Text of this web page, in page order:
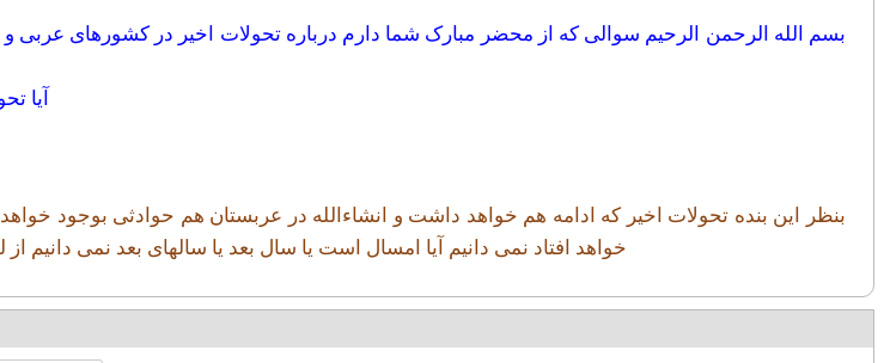
بسم الله الرحمن الرحیم سوالی که از محضر مبارک شما دارم درباره تحولات اخیر در کشورهای عربی
آيا
بنظر این بنده تحولات اخیر که ادامه هم خواهد داشت و انشاءالله در عربستان هم حوادثی بوجود
خواهد افتاد نمی دانیم آیا امسال است یا سال بعد یا سالهای بعد نمی دانیم